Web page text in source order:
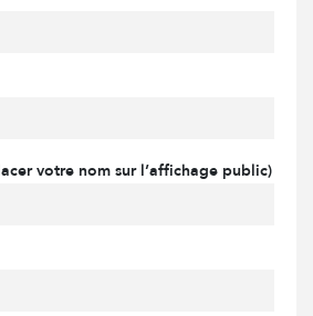
votre nom sur l’affichage public)